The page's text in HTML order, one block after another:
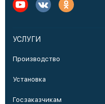
УСЛУГИ
Производство
Установка
Госзаказчикам